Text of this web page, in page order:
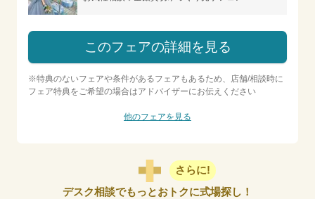
このフェアの詳細を見る
※特典のないフェアや条件があるフェアもあるため、店舗/相談時に
フェア特典をご希望の場合はアドバイザーにお伝えください
他のフェアを見る
さらに!
デスク相談でもっとおトクに式場探し！